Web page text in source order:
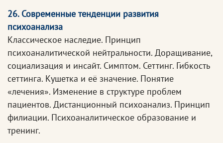
26. Современные тенденции развития
психоанализа
Классическое наследие. Принцип
психоаналитической нейтральности. Доращивание,
социализация и инсайт. Симптом. Сеттинг. Гибкость
сеттинга. Кушетка и её значение. Понятие
«лечения». Изменение в структуре проблем
пациентов. Дистанционный психоанализ. Принцип
филиации. Психоаналитическое образование и
тренинг.